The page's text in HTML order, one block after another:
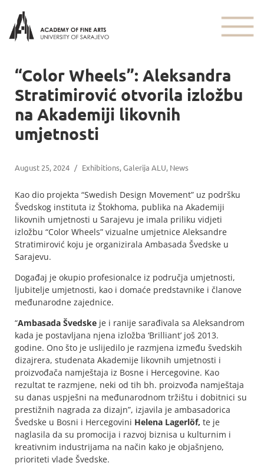
“Color Wheels”: Aleksandra
Stratimirović otvorila izložbu
na Akademiji likovnih
umjetnosti
August 25, 2024 / Exhibitions,Galerija ALU, News
Kao dio projekta “Swedish Design Movement” uz podršku
Švedskog instituta iz Štokhoma, publika na Akademiji
likovnih umjetnosti u Sarajevu je imala priliku vidjeti
izložbu “Color Wheels” vizualne umjetnice Aleksandre
Stratimirović koju je organizirala Ambasada Švedske u
Sarajevu.
Događaj je okupio profesionalce iz područja umjetnosti,
ljubitelje umjetnosti, kao i domaće predstavnike i članove
međunarodne zajednice.
“Ambasada Švedske je i ranije sarađivala sa Aleksandrom
kada je postavljana njena izložba ‘Brilliant’ još 2013.
godine. Ono što je uslijedilo je razmjena između švedskih
dizajrera, studenata Akademije likovnih umjetnosti i
proizvođača namještaja iz Bosne i Hercegovine. Kao
rezultat te razmjene, neki od tih bh. proizvođa namještaja
su danas uspješni na međunarodnom tržištu i dobitnici su
prestižnih nagrada za dizajn”, izjavila je ambasadorica
Švedske u Bosni i Hercegovini Helena Lagerlöf, te je
naglasila da su promocija i razvoj biznisa u kulturnim i
kreativnim industrijama na način kako je objašnjeno,
prioriteti vlade Švedske.